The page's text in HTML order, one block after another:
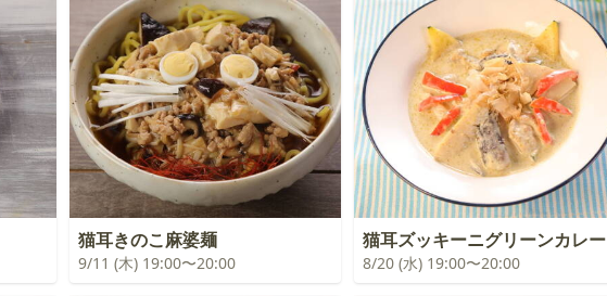
猫耳きのこ麻婆麺
9/11 (木) 19:00〜20:00
猫耳ズッキーニグリーンカレー
8/20 (水) 19:00〜20:00